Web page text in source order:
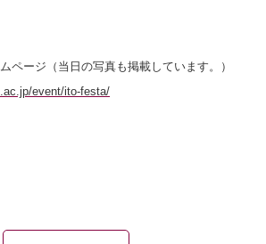
ページ（当日の写真も掲載しています。）
event/ito-festa/